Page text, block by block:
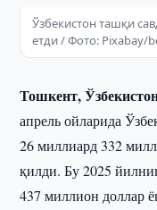
Ўзбекистон ташқи
етди / Фото: Pixabay/
Тошкент,
апрель ойларида
26 миллиард 332
қилди. Бу 2025
437 миллион доллар